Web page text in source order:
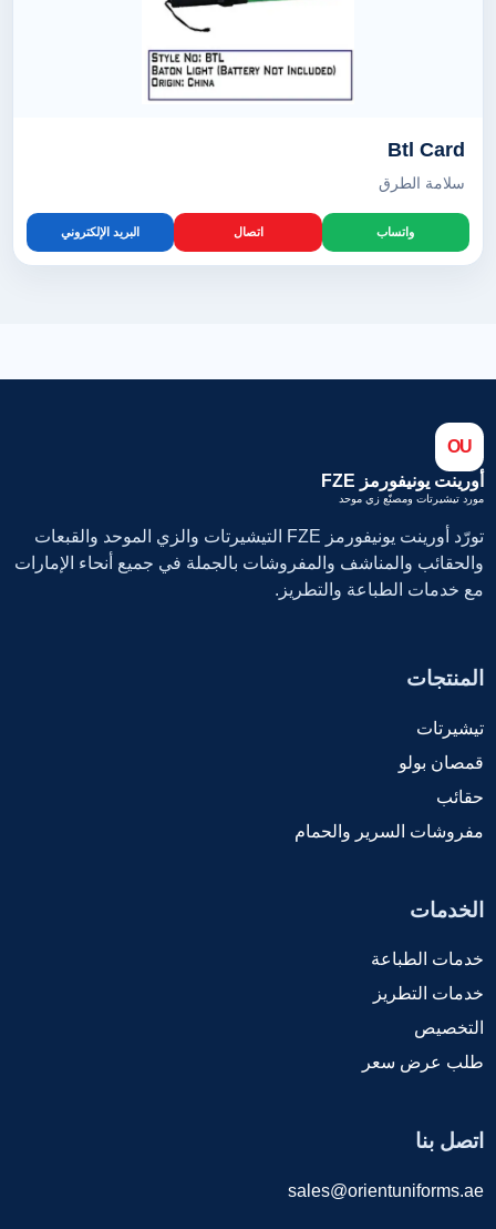
Btl Card
سلامة الطرق
واتساب اتصال البريد الإلكتروني
OU
أورينت يونيفورمز FZE
مورد تيشيرتات ومصنّع زي موحد
تورّد أورينت يونيفورمز FZE التيشيرتات والزي الموحد والقبعات
والحقائب والمناشف والمفروشات بالجملة في جميع أنحاء الإمارات
مع خدمات الطباعة والتطريز.
المنتجات
تيشيرتات
قمصان بولو
حقائب
مفروشات السرير والحمام
الخدمات
خدمات الطباعة
خدمات التطريز
التخصيص
طلب عرض سعر
اتصل بنا
sales@orientuniforms.ae